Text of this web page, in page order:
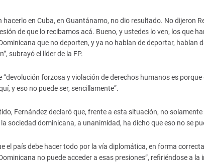
hacerlo en Cuba, en Guantánamo, no dio resultado. No dijeron
de que lo recibamos acá. Bueno, y ustedes lo ven, los que
que no deporten, y ya no hablan de deportar, hablan
subrayó el líder de la FP.
“devolución forzosa y violación de derechos humanos es
y eso no puede ser, sencillamente”.
Fernández declaró que, frente a esta situación, no
sociedad dominicana, a unanimidad, ha dicho que eso no se
el país debe hacer todo por la vía diplomática, en forma
no puede acceder a esas presiones”, refiriéndose a